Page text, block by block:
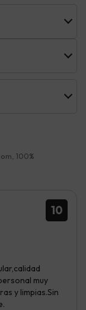
100%
10
muy
y limpias.Sin